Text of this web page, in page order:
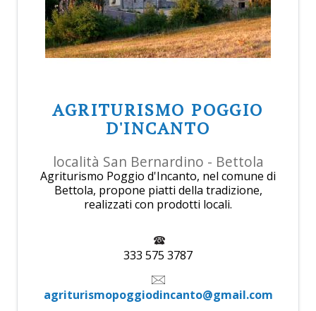
AGRITURISMO POGGIO
D'INCANTO
località San Bernardino - Bettola
Agriturismo Poggio d'Incanto, nel comune di
Bettola, propone piatti della tradizione,
realizzati con prodotti locali.
333 575 3787
agriturismopoggiodincanto@gmail.com